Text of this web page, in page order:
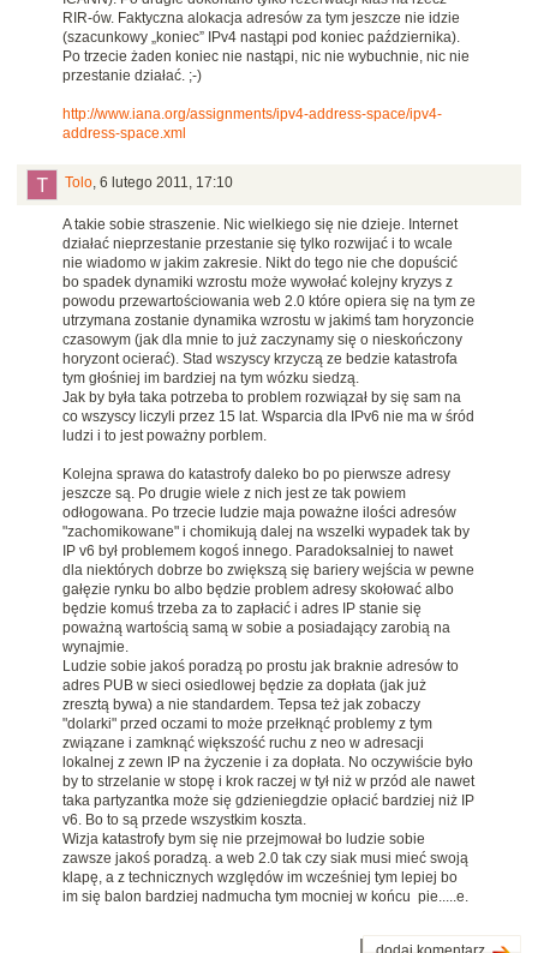
RIR-ów. Faktyczna alokacja adresów za tym jeszcze nie idzie
(szacunkowy „koniec” IPv4 nastąpi pod koniec października).
Po trzecie żaden koniec nie nastąpi, nic nie wybuchnie, nic nie
przestanie działać. ;-)
http://www.iana.org/assignments/ipv4-address-space/ipv4-
address-space.xml
Tolo, 6 lutego 2011, 17:10
A takie sobie straszenie. Nic wielkiego się nie dzieje. Internet
działać nieprzestanie przestanie się tylko rozwijać i to wcale
nie wiadomo w jakim zakresie. Nikt do tego nie che dopuścić
bo spadek dynamiki wzrostu może wywołać kolejny kryzys z
powodu przewartościowania web 2.0 które opiera się na tym ze
utrzymana zostanie dynamika wzrostu w jakimś tam horyzoncie
czasowym (jak dla mnie to już zaczynamy się o nieskończony
horyzont ocierać). Stad wszyscy krzyczą ze bedzie katastrofa
tym głośniej im bardziej na tym wózku siedzą.
Jak by była taka potrzeba to problem rozwiązał by się sam na
co wszyscy liczyli przez 15 lat. Wsparcia dla IPv6 nie ma w śród
ludzi i to jest poważny porblem.
Kolejna sprawa do katastrofy daleko bo po pierwsze adresy
jeszcze są. Po drugie wiele z nich jest ze tak powiem
odłogowana. Po trzecie ludzie maja poważne ilości adresów
"zachomikowane" i chomikują dalej na wszelki wypadek tak by
IP v6 był problemem kogoś innego. Paradoksalniej to nawet
dla niektórych dobrze bo zwiększą się bariery wejścia w pewne
gałęzie rynku bo albo będzie problem adresy skołować albo
będzie komuś trzeba za to zapłacić i adres IP stanie się
poważną wartością samą w sobie a posiadający zarobią na
wynajmie.
Ludzie sobie jakoś poradzą po prostu jak braknie adresów to
adres PUB w sieci osiedlowej będzie za dopłata (jak już
zresztą bywa) a nie standardem. Tepsa też jak zobaczy
"dolarki" przed oczami to może przełknąć problemy z tym
związane i zamknąć większość ruchu z neo w adresacji
lokalnej z zewn IP na życzenie i za dopłata. No oczywiście było
by to strzelanie w stopę i krok raczej w tył niż w przód ale nawet
taka partyzantka może się gdzieniegdzie opłacić bardziej niż IP
v6. Bo to są przede wszystkim koszta.
Wizja katastrofy bym się nie przejmował bo ludzie sobie
zawsze jakoś poradzą. a web 2.0 tak czy siak musi mieć swoją
klapę, a z technicznych względów im wcześniej tym lepiej bo
im się balon bardziej nadmucha tym mocniej w końcu pie.....e.